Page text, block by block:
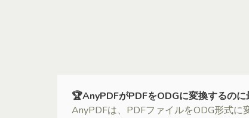
🏆AnyPDFがPDFをODGに変換するのに
AnyPDFは、PDFファイルをODG形式に